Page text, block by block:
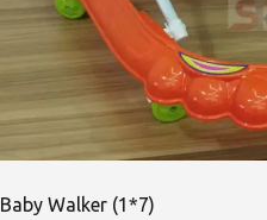
Baby Walker (1*7)